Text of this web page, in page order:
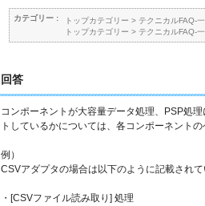
カテゴリー : トップカテゴリー > テクニカルFAQ-
トップカテゴリー > テクニカルFAQ-
回答
コンポーネントが大容量データ処理、PSP処
トしているかについては、各コンポーネント
例）
CSVアダプタの場合は以下のように記載されて
・[CSVファイル読み取り] 処理